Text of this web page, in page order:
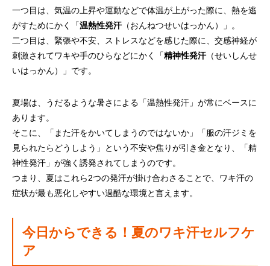
一つ目は、気温の上昇や運動などで体温が上がった際に、熱を逃
がすためにかく「温熱性発汗（おんねつせいはっかん）」。
二つ目は、緊張や不安、ストレスなどを感じた際に、交感神経が
刺激されてワキや手のひらなどにかく「精神性発汗（せいしんせ
いはっかん）」です。
夏場は、うだるような暑さによる「温熱性発汗」が常にベースに
あります。
そこに、「また汗をかいてしまうのではないか」「服の汗ジミを
見られたらどうしよう」という不安や焦りが引き金となり、「精
神性発汗」が強く誘発されてしまうのです。
つまり、夏はこれら2つの発汗が掛け合わさることで、ワキ汗の
症状が最も悪化しやすい過酷な環境と言えます。
今日からできる！夏のワキ汗セルフケ
ア